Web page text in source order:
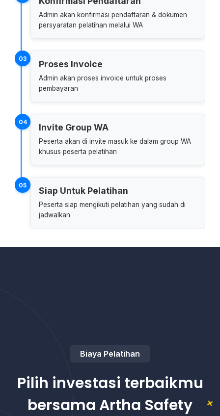
Admin akan konfirmasi pendaftaran & dokumen
persyaratan pelatihan melalui WA
03
Proses Invoice
Admin akan proses invoice untuk proses
pembayaran
04
Invite Group WA
Peserta akan di invite masuk ke dalam group WA
khusus peserta pelatihan
05
Siap Untuk Pelatihan
Peserta siap mengikuti pelatihan yang sudah di
jadwalkan
Biaya Pelatihan
Pilih investasi terbaikmu
bersama Artha Safety